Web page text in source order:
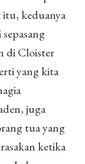
itu, keduanya
di Cloister
yang kita
juga
tua yang
ketika